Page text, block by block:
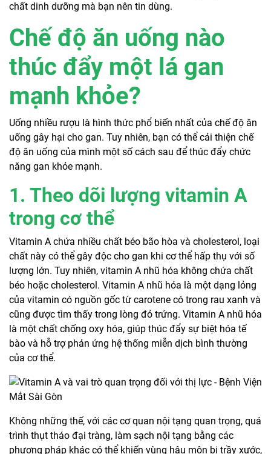
chất dinh dưỡng mà bạn nên tin dùng.
Chế độ ăn uống nào
thúc đẩy một lá gan
mạnh khỏe?
Uống nhiều rượu là hình thức phổ biến nhất của chế độ ăn
uống gây hại cho gan. Tuy nhiên, bạn có thể cải thiện chế
độ ăn uống của mình một số cách sau để thúc đẩy chức
năng gan khỏe mạnh.
1. Theo dõi lượng vitamin A
trong cơ thể
Vitamin A chứa nhiều chất béo bão hòa và cholesterol, loại
chất này có thể gây độc cho gan khi cơ thể hấp thụ với số
lượng lớn. Tuy nhiên, vitamin A nhũ hóa không chứa chất
béo hoặc cholesterol. Vitamin A nhũ hóa là một dạng lỏng
của vitamin có nguồn gốc từ carotene có trong rau xanh và
cũng được tìm thấy trong lòng đỏ trứng. Vitamin A nhũ hóa
là một chất chống oxy hóa, giúp thúc đẩy sự biệt hóa tế
bào và hỗ trợ phản ứng hệ thống miễn dịch bình thường
của cơ thể.
Không những thế, với các cơ quan nội tạng quan trọng, quá
trình thụt tháo đại tràng, làm sạch nội tạng bằng các
phương pháp khác có thể khiến vùng hậu môn bị trầy xước,